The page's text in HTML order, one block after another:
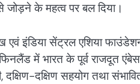
जोड़ने के महत्व पर बल दिया।
सेंट्रल एशिया फाउंडेशन
में भारत के पूर्व राजदूत
दक्षिण सहयोग तथा